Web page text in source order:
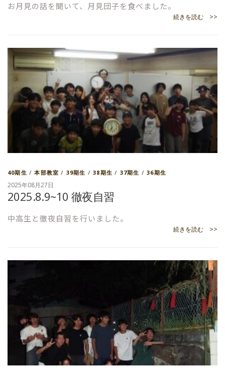
お月見の話を聞いて、月見団子を食べました。
続きを読む >>
40期生 /本部教室 / 39期生 /38期生 / 37期生 /36期生
2025年08月27日
2025.8.9~10 徹夜自習
中高生と徹夜自習を行いました。
続きを読む >>